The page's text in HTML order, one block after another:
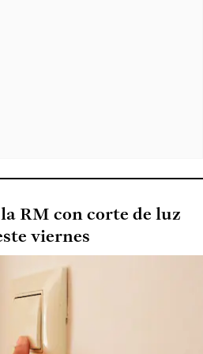
RM con corte de luz
viernes